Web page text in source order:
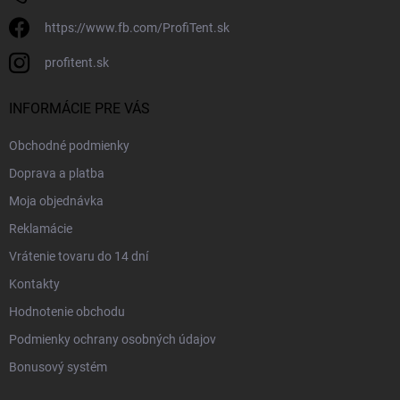
https://www.fb.com/ProfiTent.sk
profitent.sk
INFORMÁCIE PRE VÁS
Obchodné podmienky
Doprava a platba
Moja objednávka
Reklamácie
Vrátenie tovaru do 14 dní
Kontakty
Hodnotenie obchodu
Podmienky ochrany osobných údajov
Bonusový systém